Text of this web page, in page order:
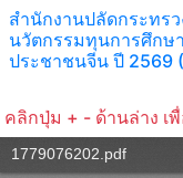
สำนักงานปลัดกระทรว
นวัตกรรมทุนการศึกษ
ประชาชนจีน ปี 2569
คลิกปุ่ม + - ด้านล่าง เ